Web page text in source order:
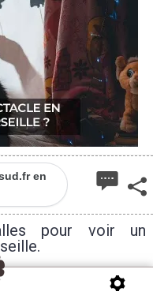
en
pour voir un